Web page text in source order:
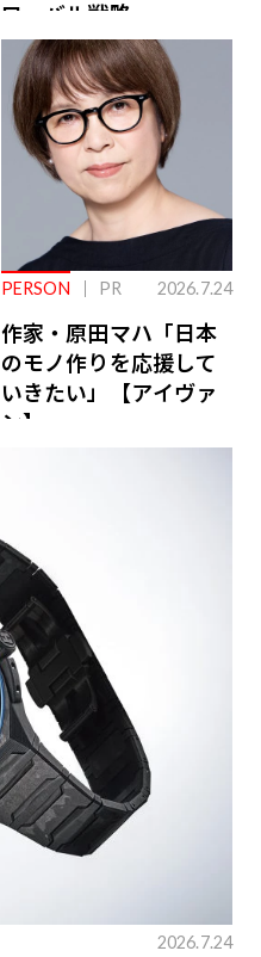
ローバル戦略
PERSON PR 2026.7.24
作家・原田マハ「日本
のモノ作りを応援して
いきたい」【アイヴァ
ン】
2026.7.24